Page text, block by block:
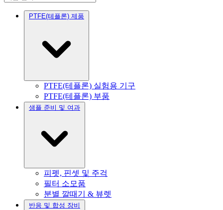
PTFE(테플론) 제품
PTFE(테플론) 실험용 기구
PTFE(테플론) 부품
샘플 준비 및 여과
피펫, 핀셋 및 주걱
필터 소모품
분별 깔때기 & 뷰렛
반응 및 합성 장비